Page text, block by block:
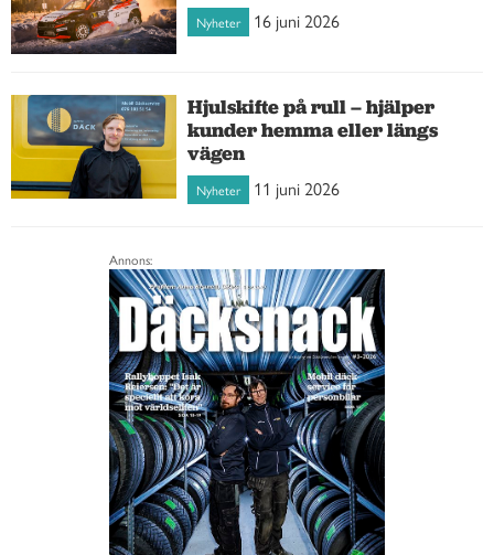
Nyheter 16 juni 2026
Hjulskifte på rull – hjälper
kunder hemma eller längs
vägen
Nyheter 11 juni 2026
Annons: